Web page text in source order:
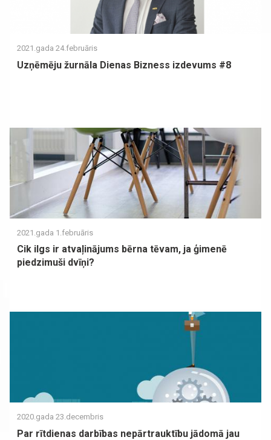
2021.gada 24.februāris
Uzņēmēju žurnāla Dienas Bizness izdevums #8
2021.gada 1.februāris
Cik ilgs ir atvaļinājums bērna tēvam, ja ģimenē
piedzimuši dvīņi?
2020.gada 23.decembris
Par rītdienas darbības nepārtrauktību jādomā jau